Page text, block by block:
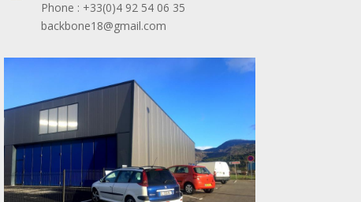
Phone : +33(0)4 92 54 06 35
backbone18@gmail.com